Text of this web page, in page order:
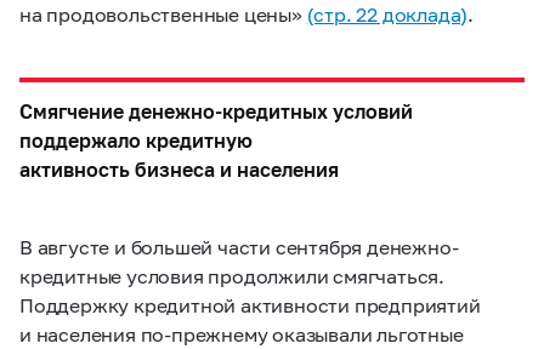
на продовольственные цены» (стр. 22 доклада).
Смягчение денежно-кредитных условий
поддержало кредитную
активность бизнеса и населения
В августе и большей части сентября денежно-
кредитные условия продолжили смягчаться.
Поддержку кредитной активности предприятий
и населения по-прежнему оказывали льготные